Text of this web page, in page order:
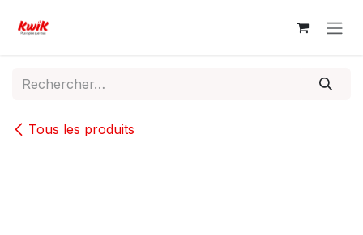
Tous les produits